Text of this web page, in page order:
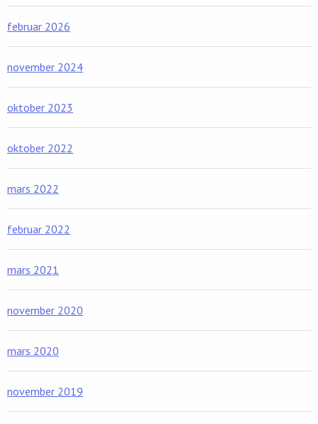
februar 2026
november 2024
oktober 2023
oktober 2022
mars 2022
februar 2022
mars 2021
november 2020
mars 2020
november 2019